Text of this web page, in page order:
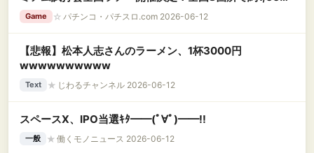
名規模
Game ☆ パチンコ・パチスロ.com 2026-06-12
【悲報】松本人志さんのラーメン、1杯3000円
wwwwwwwwww
Text ★ じわるチャンネル 2026-06-12
スペースX、IPO当選ｷﾀ━━(ﾟ∀ﾟ)━━!!
一般 ★ 働くモノニュース 2026-06-12